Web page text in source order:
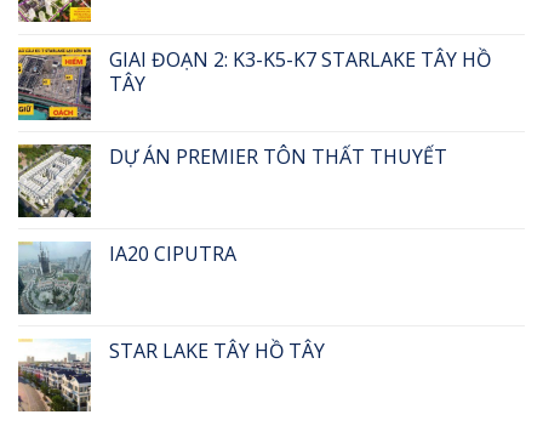
đôi
GIAI ĐOẠN 2: K3-K5-K7 STARLAKE TÂY HỒ
TÂY
DỰ ÁN PREMIER TÔN THẤT THUYẾT
IA20 CIPUTRA
STAR LAKE TÂY HỒ TÂY